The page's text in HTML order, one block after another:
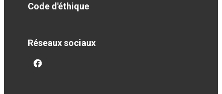
Code d'éthique
Réseaux sociaux
facebook